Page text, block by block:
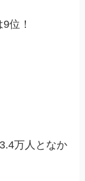
位！
万人となか